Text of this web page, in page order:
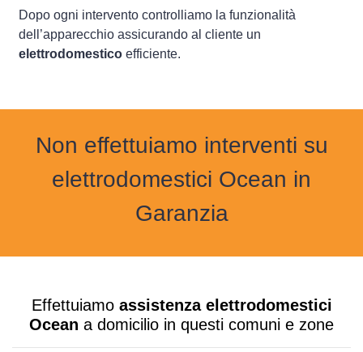
Dopo ogni intervento controlliamo la funzionalità
dell’apparecchio assicurando al cliente un
elettrodomestico efficiente.
Non effettuiamo interventi su
elettrodomestici Ocean in
Garanzia
Effettuiamo assistenza elettrodomestici
Ocean a domicilio in questi comuni e zone